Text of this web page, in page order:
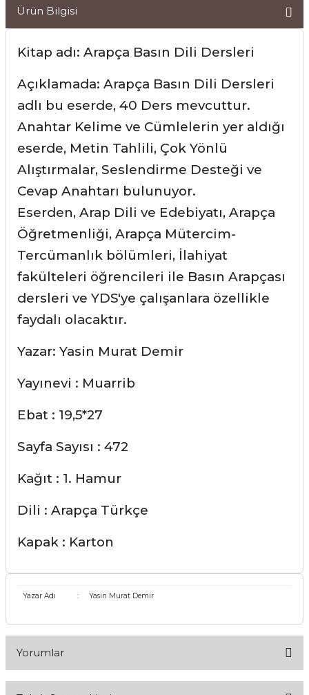
Ürün Bilgisi
Kitap adı: Arapça Basın Dili Dersleri
Açıklamada: Arapça Basın Dili Dersleri
adlı bu eserde, 40 Ders mevcuttur.
Anahtar Kelime ve Cümlelerin yer aldığı
eserde, Metin Tahlili, Çok Yönlü
Alıştırmalar, Seslendirme Desteği ve
Cevap Anahtarı bulunuyor.
Eserden, Arap Dili ve Edebiyatı, Arapça
Öğretmenliği, Arapça Mütercim-
Tercümanlık bölümleri, İlahiyat
fakülteleri öğrencileri ile Basın Arapçası
dersleri ve YDS'ye çalışanlara özellikle
faydalı olacaktır.
Yazar: Yasin Murat Demir
Yayınevi : Muarrib
Ebat : 19,5*27
Sayfa Sayısı : 472
Kağıt : 1. Hamur
Dili : Arapça Türkçe
Kapak : Karton
Yazar Adı : Yasin Murat Demir
Yorumlar